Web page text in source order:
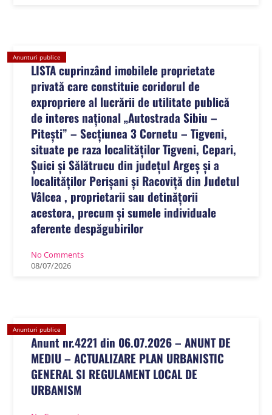
Anunturi publice
LISTA cuprinzând imobilele proprietate
privată care constituie coridorul de
expropriere al lucrării de utilitate publică
de interes național „Autostrada Sibiu –
Pitești” – Secțiunea 3 Cornetu – Tigveni,
situate pe raza localităților Tigveni, Cepari,
Șuici și Sălătrucu din județul Argeș și a
localităților Perișani și Racoviță din Judetul
Vâlcea , proprietarii sau detinățorii
acestora, precum și sumele individuale
aferente despăgubirilor
No Comments
08/07/2026
Anunturi publice
Anunt nr.4221 din 06.07.2026 – ANUNT DE
MEDIU – ACTUALIZARE PLAN URBANISTIC
GENERAL SI REGULAMENT LOCAL DE
URBANISM